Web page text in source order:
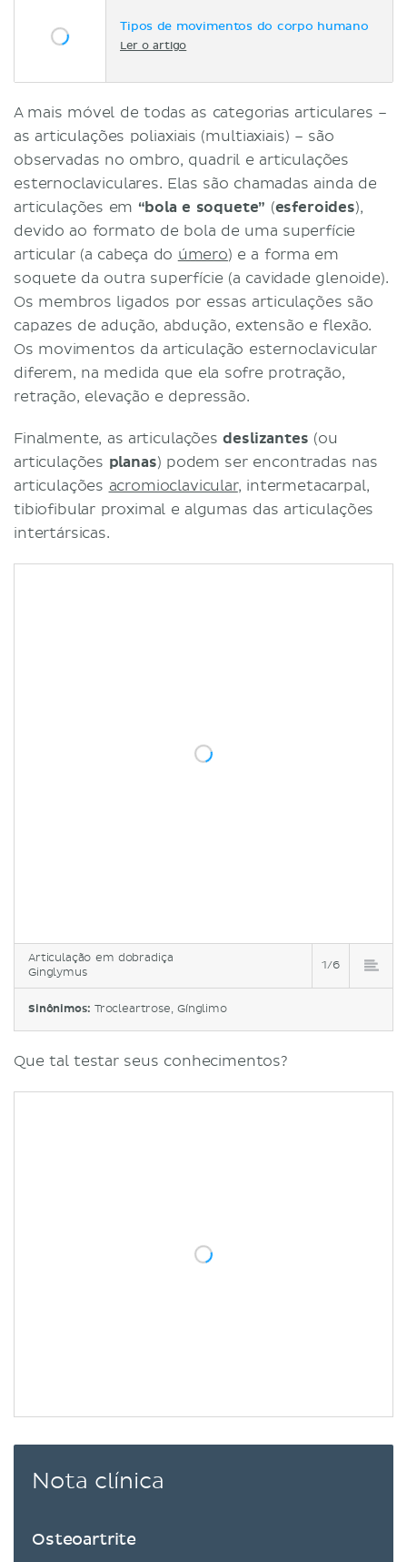
Tipos de movimentos do corpo humano
Ler o artigo
A mais móvel de todas as categorias articulares –
as articulações poliaxiais (multiaxiais) – são
observadas no ombro, quadril e articulações
esternoclaviculares. Elas são chamadas ainda de
articulações em “bola e soquete” (esferoides),
devido ao formato de bola de uma superfície
articular (a cabeça do úmero) e a forma em
soquete da outra superfície (a cavidade glenoide).
Os membros ligados por essas articulações são
capazes de adução, abdução, extensão e flexão.
Os movimentos da articulação esternoclavicular
diferem, na medida que ela sofre protração,
retração, elevação e depressão.
Finalmente, as articulaçõesdeslizantes (ou
articulações planas) podem ser encontradas nas
articulações acromioclavicular, intermetacarpal,
tibiofibular proximal e algumas das articulações
intertársicas.
Articulação em dobradiça
Ginglymus
1/6
Sinônimos: Trocleartrose, Gínglimo
Que tal testar seus conhecimentos?
Nota clínica
Osteoartrite